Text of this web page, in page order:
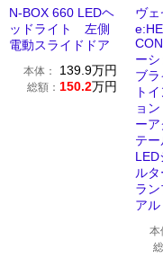
N-BOX 660 LEDヘ
ッドライト 左側
電動スライドドア
本体： 139.9万円
総額： 150.2万円
ヴ
ー
ブ
ト
ョ
ー
テ
LED
ル
ラ
ア
本